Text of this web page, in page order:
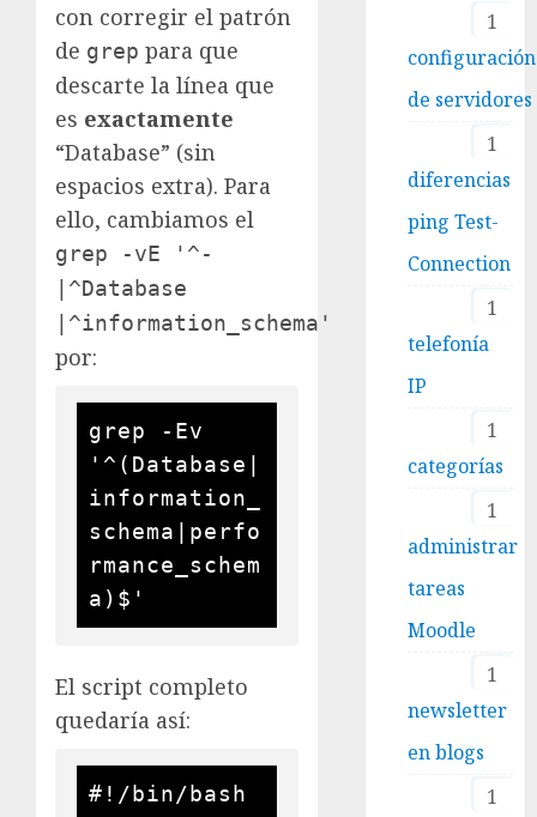
con corregir el patrón
de grep para que
descarte la línea que
es exactamente
“Database” (sin
espacios extra). Para
ello, cambiamos el
grep -vE '^-
|^Database
|^information_schema'
por:
grep -Ev
'^(Database|
information_
schema|perfo
rmance_schem
El script completo
quedaría así:
#!/bin/bash
1
configuración
de servidores
1
diferencias
ping Test-
Connection
1
telefonía
IP
1
categorías
1
administrar
tareas
Moodle
1
newsletter
en blogs
1